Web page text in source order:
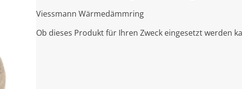
Viessmann Wärmedämmring
Ob dieses Produkt für Ihren Zweck eingesetzt werden